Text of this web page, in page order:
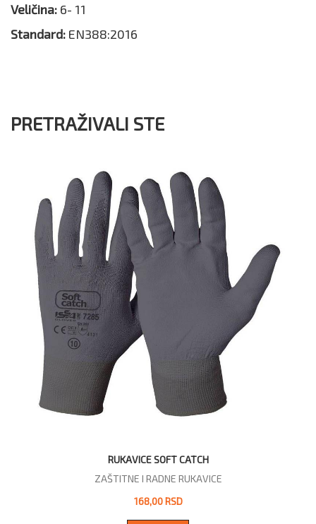
Veličina: 6- 11
Standard: EN388:2016
PRETRAŽIVALI STE
RUKAVICE SOFT CATCH
ZAŠTITNE I RADNE RUKAVICE
168,00 RSD